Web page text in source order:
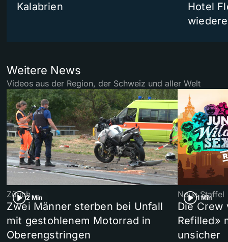
Kalabrien
Hotel
Weitere News
Videos aus der Region, der Schweiz und aller Welt
2 Min
Zürich
Zwei Männer sterben bei Unfall
mit gestohlenem Motorrad in
Oberengstringen
1 Min
Neue Staffel
Die Crew
Refilled»
unsicher